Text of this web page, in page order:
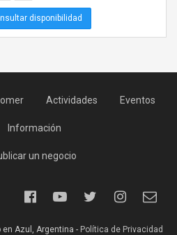
disponibilidad
Actividades Eventos
Información
un negocio
Azul, Argentina - Política de Privacidad